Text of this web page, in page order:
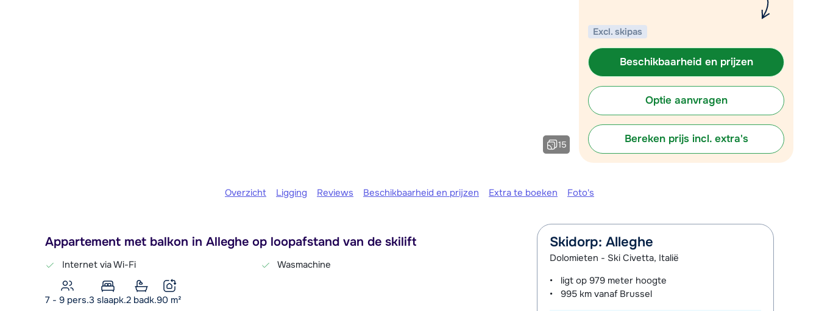
We zijn er vandaag om 10:00 uur.
Chat met wintersportspecialist
Bel ons via 03 3037838
15
Excl. skipas
Beschikbaarheid en prijzen
Optie aanvragen
Bereken prijs incl. extra's
Overzicht Ligging Reviews Beschikbaarheid en prijzen Extra te boeken Foto's
Appartement met balkon in Alleghe op loopafstand van de skilift
Internet via Wi-Fi Wasmachine
7 - 9 pers.3 slaapk.2 badk.90 m²
Skidorp: Alleghe
Dolomieten - Ski Civetta, Italië
ligt op979 meter hoogte
995 km vanaf Brussel